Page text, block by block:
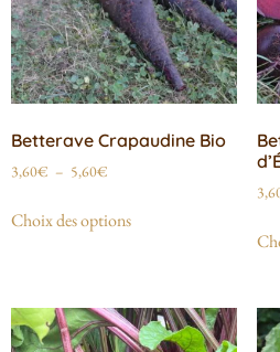
Betterave Crapaudine Bio
3,60€ – 5,60€
Choix des options